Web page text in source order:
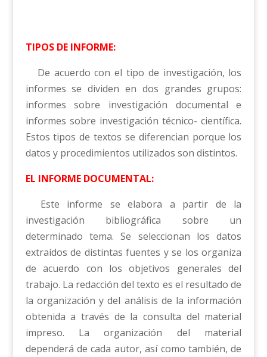
TIPOS DE INFORME:
De acuerdo con el tipo de investigación, los
informes se dividen en dos grandes grupos:
informes sobre investigación documental e
informes sobre investigación técnico- científica.
Estos tipos de textos se diferencian porque los
datos y procedimientos utilizados son distintos.
EL INFORME DOCUMENTAL:
Este informe se elabora a partir de la
investigación bibliográfica sobre un
determinado tema. Se seleccionan los datos
extraídos de distintas fuentes y se los organiza
de acuerdo con los objetivos generales del
trabajo. La redacción del texto es el resultado de
la organización y del análisis de la información
obtenida a través de la consulta del material
impreso. La organización del material
dependerá de cada autor, así como también, de